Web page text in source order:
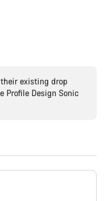
existing drop
Profile Design Sonic